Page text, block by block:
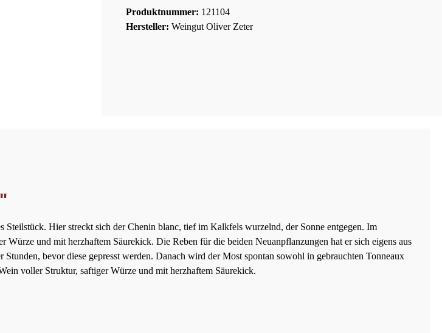
Produktnummer: 121104
Hersteller: Weingut Oliver Zeter
Hier streckt sich der Chenin blanc, tief im Kalkfels wurzelnd, der Sonne entgegen. Im
und mit herzhaftem Säurekick. Die Reben für die beiden Neuanpflanzungen hat er sich eigens aus
bevor diese gepresst werden. Danach wird der Most spontan sowohl in gebrauchten Tonneaux
voller Struktur, saftiger Würze und mit herzhaftem Säurekick.